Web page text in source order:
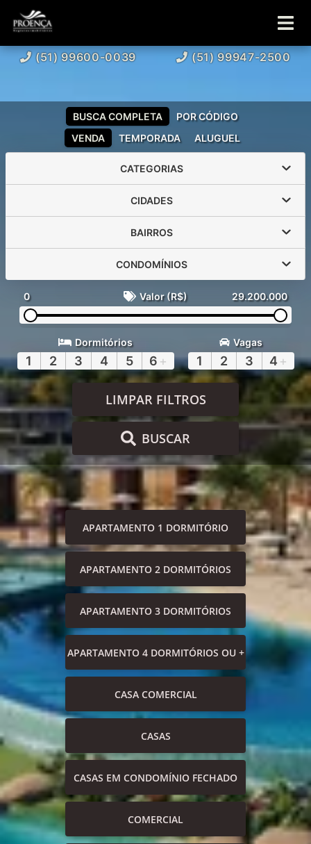
(51) 99600-0039 (51) 99947-2500
VENDA TEMPORADA ALUGUEL
BUSCA COMPLETA POR CÓDIGO
CATEGORIAS
CIDADES
BAIRROS
CONDOMÍNIOS
0 Valor (R$) 29.200.000
Dormitórios
1 2 3 4 5 6 +
Vagas
1 2 3 4 +
LIMPAR FILTROS
BUSCAR
APARTAMENTO 1 DORMITÓRIO
APARTAMENTO 2 DORMITÓRIOS
APARTAMENTO 3 DORMITÓRIOS
APARTAMENTO 4 DORMITÓRIOS OU +
CASA COMERCIAL
CASAS
CASAS EM CONDOMÍNIO FECHADO
COMERCIAL